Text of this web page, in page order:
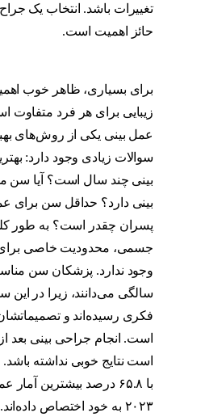
تغییرات باشد. انتخاب یک جراح
حائز اهمیت است.
برای بسیاری، ظاهر خوب
زیبایی برای هر فرد متفاوت
عمل بینی یکی از روش‌های
سوالات زیادی وجود دارد:
بینی چند سال است؟ آیا سن
بینی دارد؟ حداقل سن برای
پسران چقدر است؟ به طور
جسمی، محدودیت خاصی
سالگی می‌دانند، زیرا در این
فکری رسیده‌اند و
با ۶۵.۸ درصد بیشترین
۲۰۲۳ به خود اختصاص داده‌اند.